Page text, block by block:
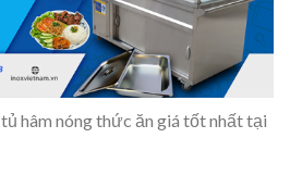
hâm nóng thức ăn giá tốt nhất tại